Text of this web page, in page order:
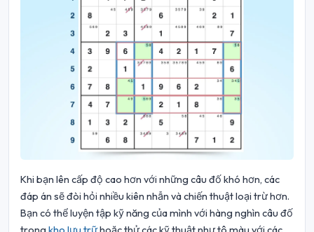
Khi bạn lên cấp độ cao hơn với những câu đố khó hơn, các
đáp án sẽ đòi hỏi nhiều kiên nhẫn và chiến thuật loại trừ hơn.
Bạn có thể luyện tập kỹ năng của mình với hàng nghìn câu đố